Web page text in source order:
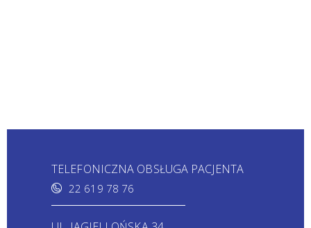
TELEFONICZNA OBSŁUGA PACJENTA
22 619 78 76